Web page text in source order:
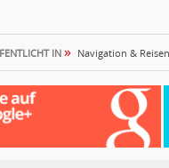
IN» Navigation & Reisen